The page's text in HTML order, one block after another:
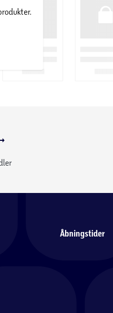
Åbningstider